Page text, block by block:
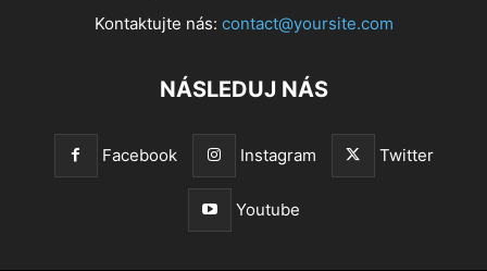
Kontaktujte nás: contact@yoursite.com
NÁSLEDUJ NÁS
Facebook Instagram Twitter
Youtube